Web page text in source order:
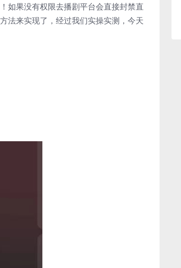
如果没有权限去播剧平台会直接封禁直
法来实现了，经过我们实操实测，今天